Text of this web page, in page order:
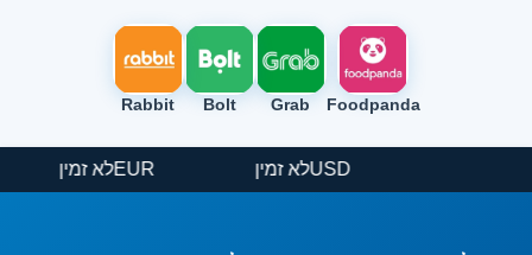
Foodpanda
Grab
Bolt
Rabbit
USDלא זמין EURלא זמין